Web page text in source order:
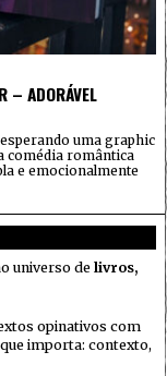
– ADORÁVEL
uma graphic
comédia romântica
e emocionalmente
universo de livros,
opinativos com
importa: contexto,